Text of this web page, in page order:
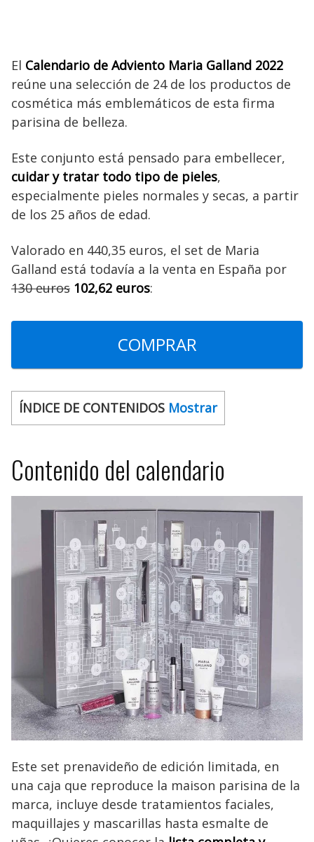
El Calendario de Adviento Maria Galland 2022
reúne una selección de 24 de los productos de
cosmética más emblemáticos de esta firma
parisina de belleza.
Este conjunto está pensado para embellecer,
cuidar y tratar todo tipo de pieles,
especialmente pieles normales y secas, a partir
de los 25 años de edad.
Valorado en 440,35 euros, el set de Maria
Galland está todavía a la venta en España por
130 euros 102,62 euros:
COMPRAR
ÍNDICE DE CONTENIDOS Mostrar
Contenido del calendario
Este set prenavideño de edición limitada, en
una caja que reproduce la maison parisina de la
marca, incluye desde tratamientos faciales,
maquillajes y mascarillas hasta esmalte de